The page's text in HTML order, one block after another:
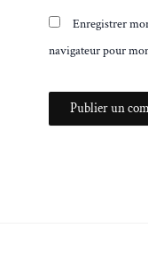
Enregistrer
navigateur pour